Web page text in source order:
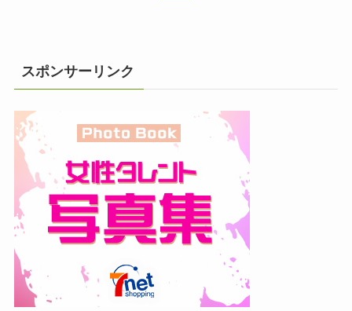
スポンサーリンク